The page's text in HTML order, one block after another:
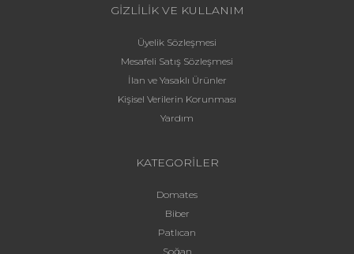
GİZLİLİK VE KULLANIM
Üyelik Sözleşmesi
Mesafeli Satış Sözleşmesi
İlan ve Yasaklı Ürünler
Kişisel Verilerin Korunması
Yardım
KATEGORİLER
Domates
Biber
Patlıcan
Soğan